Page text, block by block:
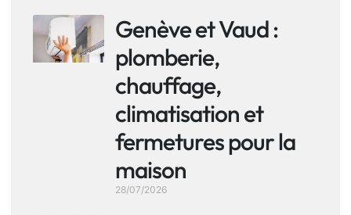
Genève et Vaud :
plomberie,
chauffage,
climatisation et
fermetures pour la
maison
28/07/2026